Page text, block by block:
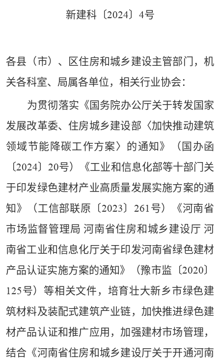
新建科〔2024〕 4号
各县（市）、区住房和城乡建设主管部门，机
关各科室、局属各单位，相关行业协会：
为贯彻落实《国务院办公厅关于转发国家
发展改革委、住房城乡建设部〈加快推动建筑
领域节能降碳工作方案〉的通知》（国办函
〔2024〕 20号）《工业和信息化部等十部门关
于印发绿色建材产业高质量发展实施方案的通
知》（工信部联原〔2023〕 261 号）《河南省
市场监督管理局 河南省住房和城乡建设厅 河
南省工业和信息化厅关于印发河南省绿色建材
产品认证实施方案的通知》（豫市监〔2020〕
125号）等相关文件，培育壮大新乡市绿色建
筑材料及装配式建筑产业链，加快推进绿色建
材产品认证和推广应用，加强建材市场管理，
结合《河南省住房和城乡建设厅关于开通河南